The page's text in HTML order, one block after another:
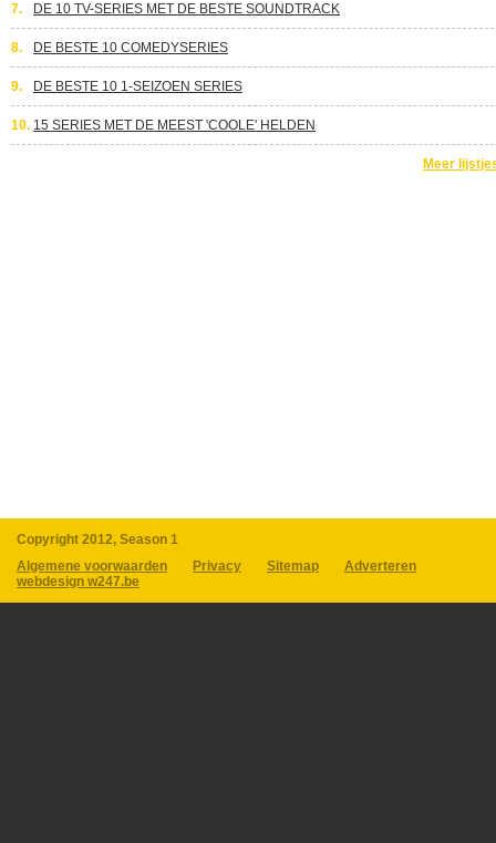
7. DE 10 TV-SERIES MET DE BESTE SOUNDTRACK
8. DE BESTE 10 COMEDYSERIES
9. DE BESTE 10 1-SEIZOEN SERIES
10. 15 SERIES MET DE MEEST 'COOLE' HELDEN
Meer
Copyright 2012, Season 1
Algemene voorwaarden
Privacy Sitemap
Adverteren
webdesign w247.be